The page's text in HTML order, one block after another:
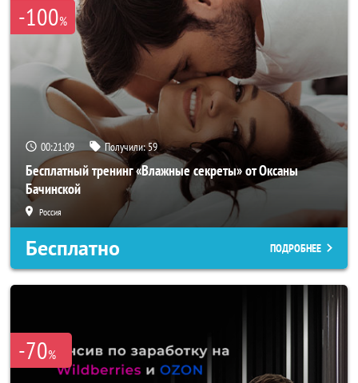
-100%
00:21:06 Получили:59
Бесплатный тренинг «Влажные секреты» от Оксаны
Бачинской
Россия
Бесплатно ПОДРОБНЕЕ
-70%